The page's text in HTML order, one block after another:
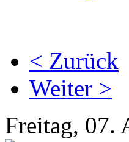
< Zurück
Weiter >
Freitag, 07.